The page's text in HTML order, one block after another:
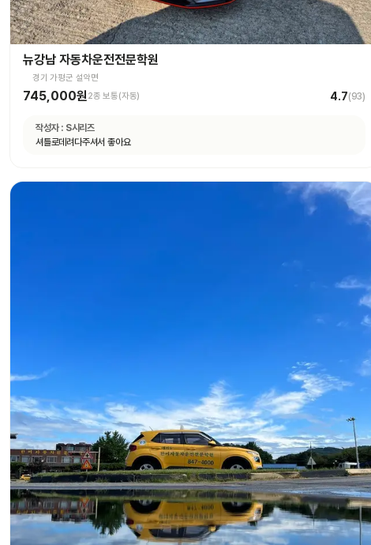
뉴강남 자동차운전전문학원
경기 가평군 설악면
745,000원 2종 보통(자동) 4.7(93)
작성자 : S시리즈
셔틀로데려다주셔서 좋아요